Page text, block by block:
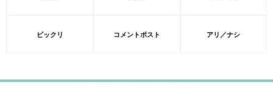
ビックリ コメントポスト アリ／ナシ